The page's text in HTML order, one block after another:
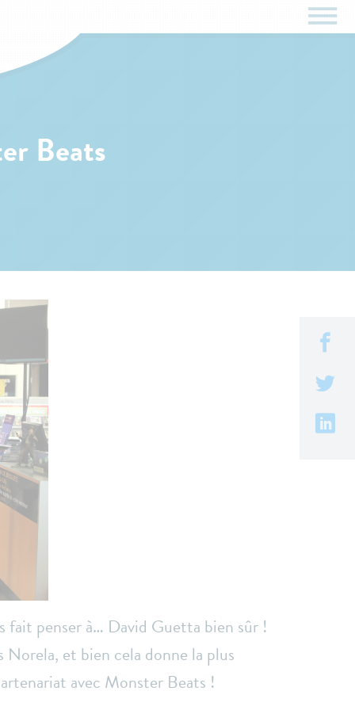
Beats
fait penser à… David Guetta bien sûr !
et bien cela donne la plus
avec Monster Beats !